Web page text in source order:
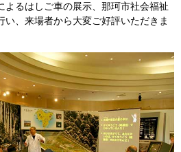
よるはしご車の展示、那珂市社会福祉
、来場者から大変ご好評いただきま